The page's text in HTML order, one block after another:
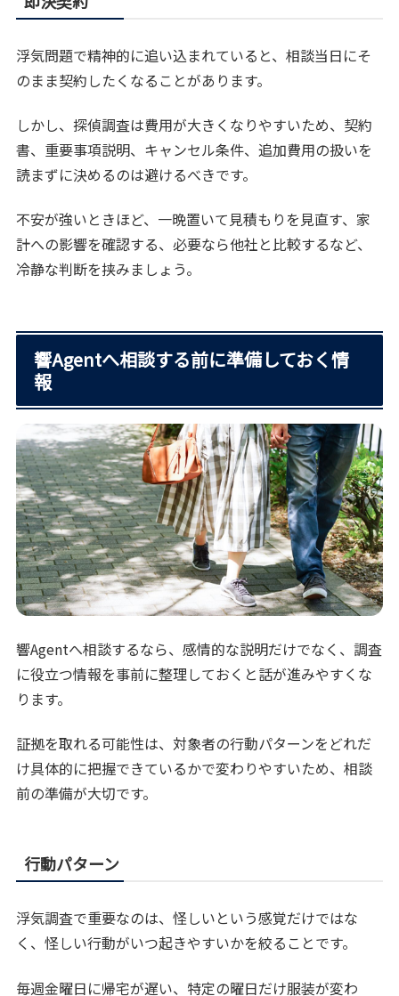
浮気問題で精神的に追い込まれていると、相談当日にそ
のまま契約したくなることがあります。
しかし、探偵調査は費用が大きくなりやすいため、契約
書、重要事項説明、キャンセル条件、追加費用の扱いを
読まずに決めるのは避けるべきです。
不安が強いときほど、一晩置いて見積もりを見直す、家
計への影響を確認する、必要なら他社と比較するなど、
冷静な判断を挟みましょう。
響Agentへ相談する前に準備しておく情
報
響Agentへ相談するなら、感情的な説明だけでなく、調査
に役立つ情報を事前に整理しておくと話が進みやすくな
ります。
証拠を取れる可能性は、対象者の行動パターンをどれだ
け具体的に把握できているかで変わりやすいため、相談
前の準備が大切です。
行動パターン
浮気調査で重要なのは、怪しいという感覚だけではな
く、怪しい行動がいつ起きやすいかを絞ることです。
毎週金曜日に帰宅が遅い、特定の曜日だけ服装が変わ